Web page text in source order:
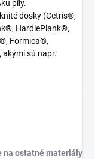
píly.
dosky (Cetris®,
HardiePlank®,
Formica®,
sú napr.
na ostatné materiály